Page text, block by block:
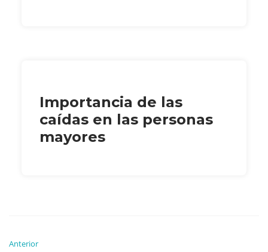
Importancia de las
caídas en las personas
mayores
Anterior